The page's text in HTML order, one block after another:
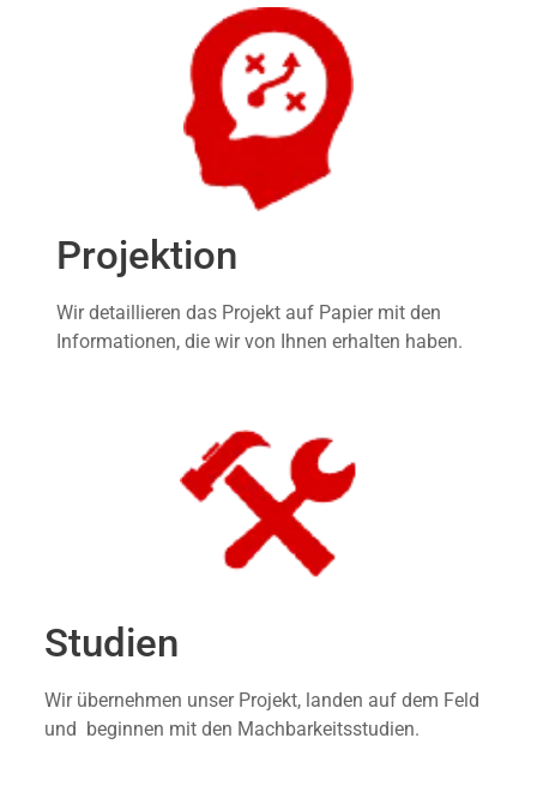
Projektion
Wir detaillieren das Projekt auf Papier mit den
Informationen, die wir von Ihnen erhalten haben.
Studien
Wir übernehmen unser Projekt, landen auf dem Feld
und beginnen mit den Machbarkeitsstudien.